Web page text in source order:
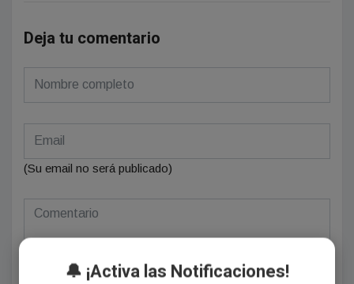
Deja tu comentario
(Su email no será publicado)
🔔 ¡Activa las Notificaciones!